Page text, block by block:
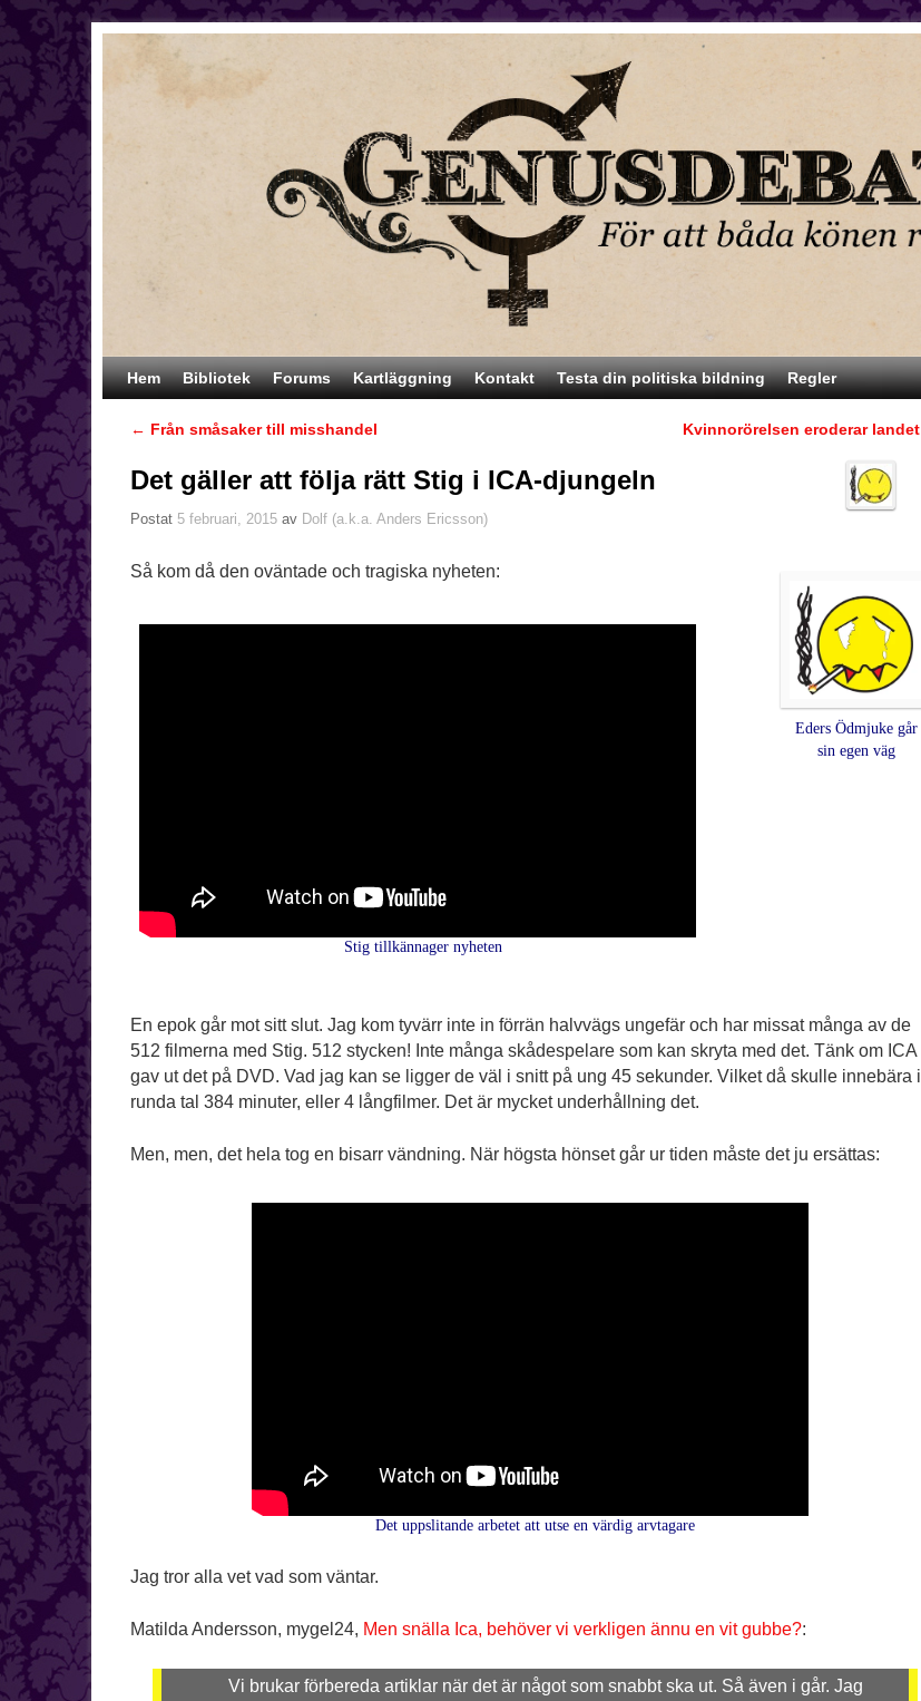
Hoppa till huvudinnehåll
Hoppa till sekundärt innehåll
Hem Bibliotek Forums Kartläggning Kontakt Testa din politiska bildning Regler
Inläggsnavigering
← Från småsaker till misshandel Kvinnorörelsen eroderar landet
Det gäller att följa rätt Stig i ICA-djungeln
Postat 5 februari, 2015 av Dolf (a.k.a. Anders Ericsson)
Eders Ödmjuke går
sin egen väg
Så kom då den oväntade och tragiska nyheten:
Stig tillkännager nyheten
En epok går mot sitt slut. Jag kom tyvärr inte in förrän halvvägs ungefär och har missat många av de
512 filmerna med Stig. 512 stycken! Inte många skådespelare som kan skryta med det. Tänk om ICA
gav ut det på DVD. Vad jag kan se ligger de väl i snitt på ung 45 sekunder. Vilket då skulle innebära i
runda tal 384 minuter, eller 4 långfilmer. Det är mycket underhållning det.
Men, men, det hela tog en bisarr vändning. När högsta hönset går ur tiden måste det ju ersättas:
Det uppslitande arbetet att utse en värdig arvtagare
Jag tror alla vet vad som väntar.
Matilda Andersson, mygel24, Men snälla Ica, behöver vi verkligen ännu en vit gubbe?:
Vi brukar förbereda artiklar när det är något som snabbt ska ut. Så även i går. Jag